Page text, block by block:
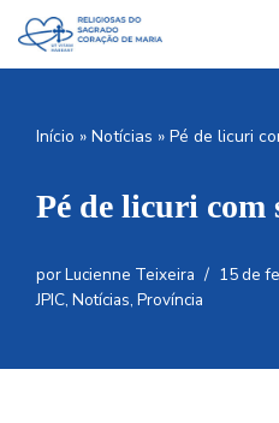
Pular
Início » Notícias » Pé de licuri
Pé de licuri com
porLucienne Teixeira
15 de
JPIC, Notícias, Província